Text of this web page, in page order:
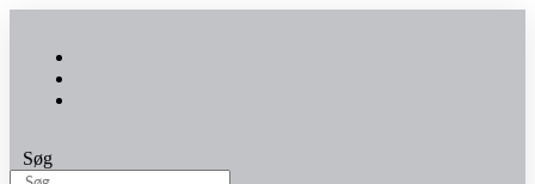
Søg